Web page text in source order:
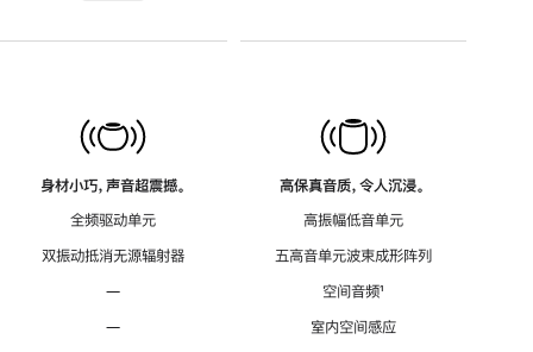
身材小巧，声音超震撼。
全频驱动单元
双振动抵消无源辐射器
—
—
高保真音质，令人沉浸。
高振幅低音单元
五高音单元波束成形阵列
空间音频脚
¹
室内空间感应